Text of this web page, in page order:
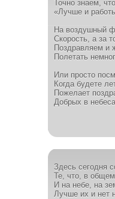
Точно знаем,
«Лучше и
На воздушный
Скорость, а за
Поздравляем и
Полетать
Или просто
Когда будете
Пожелает
Добрых в
Здесь сегодня
Те, что, в
И на небе, на
Лучше их и нет